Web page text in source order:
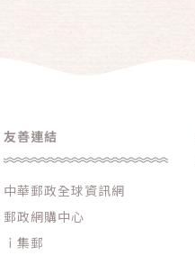
友善連結
中華郵政全球資訊網
郵政網購中心
ｉ集郵